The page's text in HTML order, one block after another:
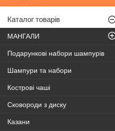
Каталог товарів
МАНГАЛИ
Подарункові набори шампурів
Шампури та набори
Кострові чаші
Сковороди з диску
Казани